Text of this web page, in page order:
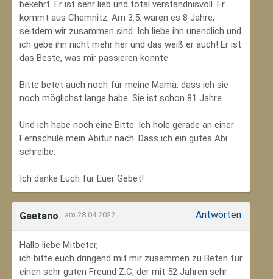
bekehrt. Er ist sehr lieb und total verständnisvoll. Er
kommt aus Chemnitz. Am 3.5. waren es 8 Jahre,
seitdem wir zusammen sind. Ich liebe ihn unendlich und
ich gebe ihn nicht mehr her und das weiß er auch! Er ist
das Beste, was mir passieren konnte.
Bitte betet auch noch für meine Mama, dass ich sie
noch möglichst lange habe. Sie ist schon 81 Jahre.
Und ich habe noch eine Bitte: Ich hole gerade an einer
Fernschule mein Abitur nach. Dass ich ein gutes Abi
schreibe.
Ich danke Euch für Euer Gebet!
Gaetano am 28.04.2022 Antworten
Hallo liebe Mitbeter,
ich bitte euch dringend mit mir zusammen zu Beten für
einen sehr guten Freund Z.C, der mit 52 Jahren sehr